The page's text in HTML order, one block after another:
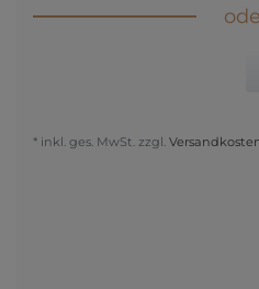
* inkl. ges. MwSt. zzgl.